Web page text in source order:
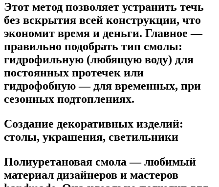
Этот метод позволяет устранить течь
без вскрытия всей конструкции, что
экономит время и деньги. Главное —
правильно подобрать тип смолы:
гидрофильную (любящую воду) для
постоянных протечек или
гидрофобную — для временных, при
сезонных подтоплениях.
Создание декоративных изделий:
столы, украшения, светильники
Полиуретановая смола — любимый
материал дизайнеров и мастеров